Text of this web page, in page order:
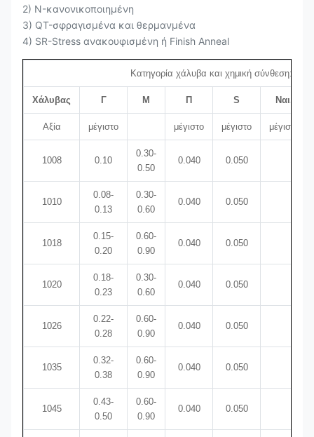
2) N-κανονικοποιημένη
3) QT-σφραγισμένα και θερμανμένα
4) SR-Stress ανακουφισμένη ή Finish Anneal
Κατηγορία χάλυβα και χημική σύνθεση:
Χάλυβας Γ Μ Π S Ναι.
Αξία μέγιστο μέγιστο μέγιστο μέγιστο
1008 0.10
0.30-
0.50
0.040 0.050
1010
0.08-
0.13
0.30-
0.60
0.040 0.050
1018
0.15-
0.20
0.60-
0.90
0.040 0.050
1020
0.18-
0.23
0.30-
0.60
0.040 0.050
1026
0.22-
0.28
0.60-
0.90
0.040 0.050
1035
0.32-
0.38
0.60-
0.90
0.040 0.050
1045
0.43-
0.50
0.60-
0.90
0.040 0.050